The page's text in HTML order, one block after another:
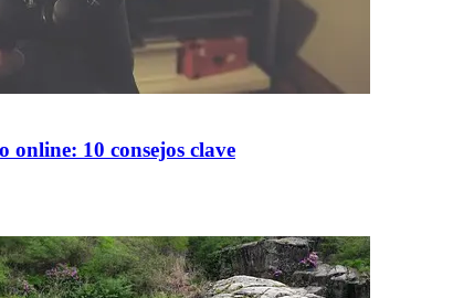
online: 10 consejos clave